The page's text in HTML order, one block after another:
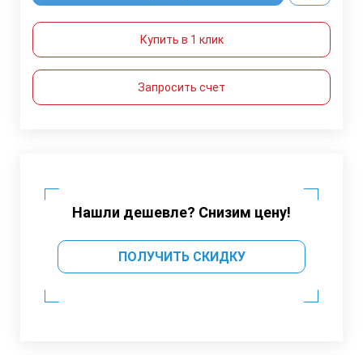
Купить в 1 клик
Запросить счет
Нашли дешевле? Снизим цену!
ПОЛУЧИТЬ СКИДКУ